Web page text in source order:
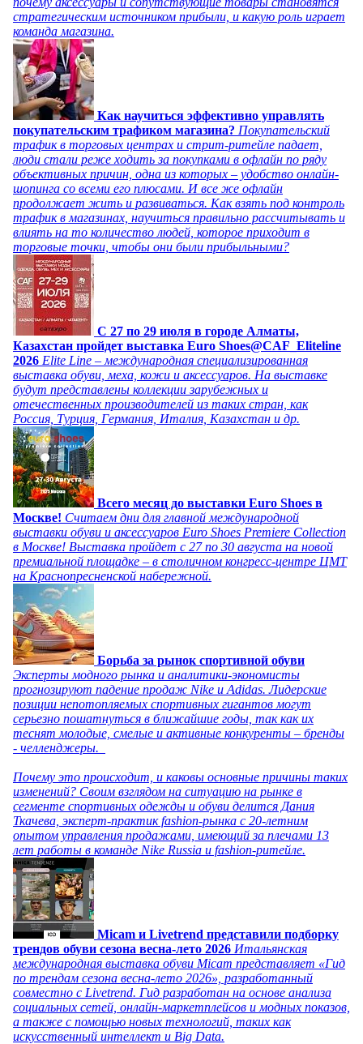
стратегическим источником прибыли, и какую роль играет
команда магазина.
Как научиться эффективно управлять
покупательским трафиком магазина? Покупательский
трафик в торговых центрах и стрит-ритейле падает,
люди стали реже ходить за покупками в офлайн по ряду
объективных причин, одна из которых – удобство онлайн-
шопинга со всеми его плюсами. И все же офлайн
продолжает жить и развиваться. Как взять под контроль
трафик в магазинах, научиться правильно рассчитывать и
влиять на то количество людей, которое приходит в
торговые точки, чтобы они были прибыльными?
C 27 по 29 июля в городе Алматы,
Казахстан пройдет выставка Euro Shoes@CAF_Eliteline
2026 Elite Line – международная специализированная
выставка обуви, меха, кожи и аксессуаров. На выставке
будут представлены коллекции зарубежных и
отечественных производителей из таких стран, как
Россия, Турция, Германия, Италия, Казахстан и др.
Всего месяц до выставки Euro Shoes в
Москве! Считаем дни для главной международной
выставки обуви и аксессуаров Euro Shoes Premiere Collection
в Москве! Выставка пройдет с 27 по 30 августа на новой
премиальной площадке – в столичном конгресс-центре ЦМТ
на Краснопресненской набережной.
Борьба за рынок спортивной обуви
Эксперты модного рынка и аналитики-экономисты
прогнозируют падение продаж Nike и Adidas. Лидерские
позиции непотопляемых спортивных гигантов могут
серьезно пошатнуться в ближайшие годы, так как их
теснят молодые, смелые и активные конкуренты – бренды
- челленджеры.
Почему это происходит, и каковы основные причины таких
изменений? Своим взглядом на ситуацию на рынке в
сегменте спортивных одежды и обуви делится Дания
Ткачева, эксперт-практик fashion-рынка с 20-летним
опытом управления продажами, имеющий за плечами 13
лет работы в команде Nike Russia и fashion-ритейле.
Micam и Livetrend представили подборку
трендов обуви сезона весна-лето 2026 Итальянская
международная выставка обуви Micam представляет «Гид
по трендам сезона весна-лето 2026», разработанный
совместно с Livetrend. Гид разработан на основе анализа
социальных сетей, онлайн-маркетплейсов и модных показов,
а также с помощью новых технологий, таких как
искусственный интеллект и Big Data.